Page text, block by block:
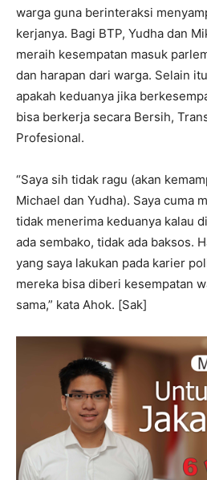
warga guna berinteraksi
kerjanya. Bagi BTP, Yudha dan
meraih kesempatan masuk
dan harapan dari warga. Selain
apakah keduanya jika
bisa berkerja secara Bersih,
Profesional.
“Saya sih tidak ragu (akan
Michael dan Yudha). Saya cuma
tidak menerima keduanya kalau
ada sembako, tidak ada baksos.
yang saya lakukan pada karier
mereka bisa diberi kesempatan
sama,” kata Ahok. [Sak]